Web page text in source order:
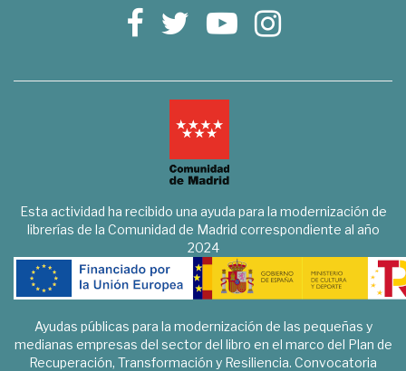
Esta actividad ha recibido una ayuda para la modernización de
librerías de la Comunidad de Madrid correspondiente al año
2024
Ayudas públicas para la modernización de las pequeñas y
medianas empresas del sector del libro en el marco del Plan de
Recuperación, Transformación y Resiliencia. Convocatoria